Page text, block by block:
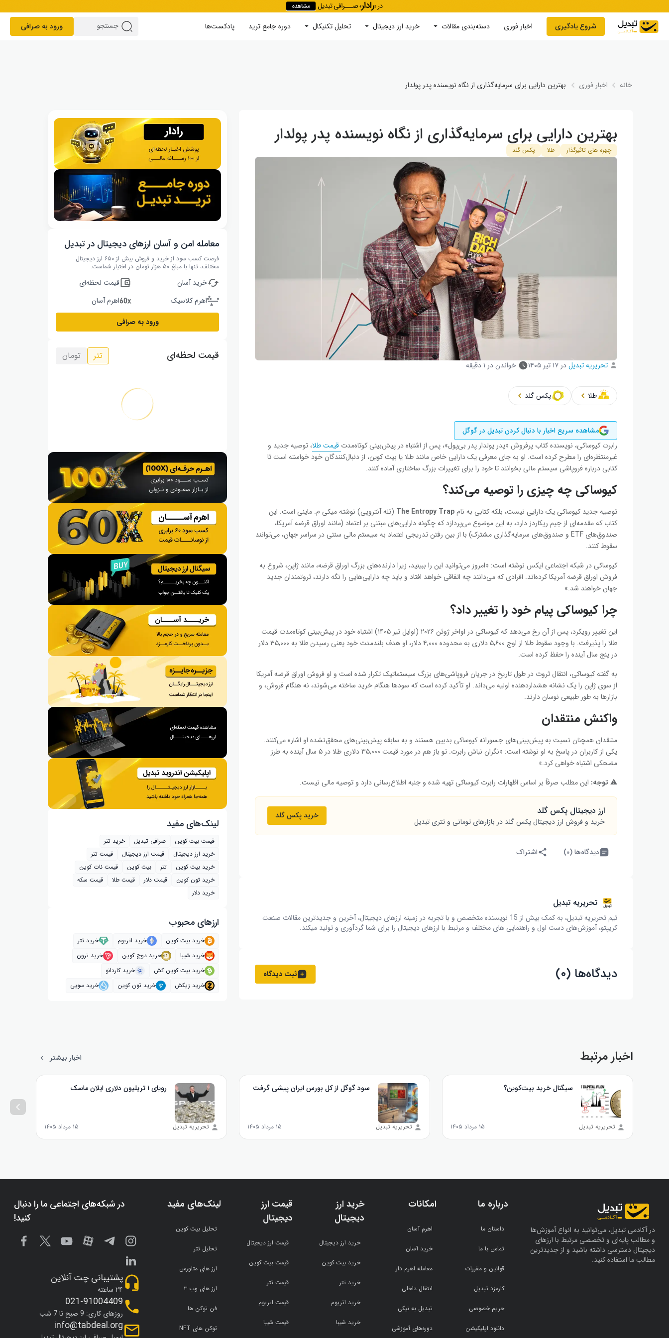
شروع یادگیری اخبار فوری دسته‌بندی مقالات خرید ارز دیجیتال تحلیل تکنیکال دوره‌ جامع ترید پادکست‌ها جستجو ورود به صرافی
خانه اخبار فوری بهترین دارایی برای سرمایه‌گذاری از نگاه نویسنده پدر پولدار
بهترین دارایی برای سرمایه‌گذاری از نگاه نویسنده پدر پولدار
چهره های تاثیرگذار طلا پکس گلد
تحریریه تبدیلدر ۱۷ تیر ۱۴۰۵ خواندن در ۱ دقیقه
طلا پکس گلد
مشاهده سریع اخبار با دنبال کردن تبدیل در گوگل
رابرت کیوساکی، نویسنده کتاب پرفروش «پدر پولدار پدر بی‌پول»، پس از اشتباه در پیش‌بینی کوتاه‌مدت قیمت طلا، توصیه جدید و
غیرمنتظره‌ای را مطرح کرده است. او به جای معرفی یک دارایی خاص مانند طلا یا بیت‌ کوین، از دنبال‌کنندگان خود خواسته است تا
کتابی درباره فروپاشی سیستم مالی بخوانند تا خود را برای تغییرات بزرگ ساختاری آماده کنند.
کیوساکی چه چیزی را توصیه می‌کند؟
توصیه جدید کیوساکی یک دارایی نیست، بلکه کتابی به نامThe Entropy Trap (تله آنتروپی) نوشته میکی م. ماینی است. این
کتاب که مقدمه‌ای از جیم ریکاردز دارد، به این موضوع می‌پردازد که چگونه دارایی‌های مبتنی بر اعتماد (مانند اوراق قرضه آمریکا،
صندوق‌های ETF و صندوق‌های سرمایه‌گذاری مشترک) با از بین رفتن تدریجی اعتماد به سیستم مالی سنتی در سراسر جهان، می‌توانند
سقوط کنند.
کیوساکی در شبکه اجتماعی ایکس نوشته است: «امروز می‌توانید این را ببینید، زیرا دارنده‌های بزرگ اوراق قرضه، مانند ژاپن، شروع به
فروش اوراق قرضه آمریکا کرده‌اند. افرادی که می‌دانند چه اتفاقی خواهد افتاد و باید چه دارایی‌هایی را نگه دارند، ثروتمندان جدید
جهان خواهند شد.»
چرا کیوساکی پیام خود را تغییر داد؟
این تغییر رویکرد، پس از آن رخ می‌دهد که کیوساکی در اواخر ژوئن ۲۰۲۶ (اوایل تیر ۱۴۰۵) اشتباه خود در پیش‌بینی کوتاه‌مدت قیمت
طلا را پذیرفت. با وجود سقوط طلا از اوج ۵,۶۰۰ دلاری به محدوده ۴,۰۰۰ دلار، او هدف بلندمدت خود یعنی رسیدن طلا به ۳۵,۰۰۰ دلار
در پنج سال آینده را حفظ کرده است.
به گفته کیوساکی، انتقال ثروت در طول تاریخ در جریان فروپاشی‌های بزرگ سیستماتیک تکرار شده است و او فروش اوراق قرضه آمریکا
از سوی ژاپن را یک نشانه هشداردهنده اولیه می‌داند. او تأکید کرده است که سودها هنگام خرید ساخته می‌شوند، نه هنگام فروش، و
بازارها به طور طبیعی نوسان دارند.
واکنش منتقدان
منتقدان همچنان نسبت به پیش‌بینی‌های جسورانه کیوساکی بدبین هستند و به سابقه پیش‌بینی‌های محقق‌نشده او اشاره می‌کنند.
یکی از کاربران در پاسخ به او نوشته است: «نگران نباش رابرت. تو باز هم در مورد قیمت ۳۵,۰۰۰ دلاری طلا در ۵ سال آینده به طرز
مضحکی اشتباه خواهی کرد.»
⚠️ توجه: این مطلب صرفاً بر اساس اظهارات رابرت کیوساکی تهیه شده و جنبه اطلاع‌رسانی دارد و توصیه مالی نیست.
ارز دیجیتال پکس گلد
خرید و فروش ارز دیجیتال پکس گلد در بازارهای تومانی و تتری تبدیل
خرید پکس گلد
دیدگاه‌ها (۰) اشتراک
تحریریه تبدیل
تیم تحریریه تبدیل، به کمک بیش از 15 نویسنده متخصص و با تجربه در زمینه ارزهای دیجیتال، آخرین و جدیدترین مقالات صنعت
کریپتو، آموزش‌های دست اول و راهنمایی های مختلف و مرتبط با ارزهای دیجیتال را برای شما گردآوری و تولید میکند.
دیدگاه‌ها (۰) ثبت دیدگاه
معامله امن و آسان ارزهای دیجیتال در تبدیل
فرصت کسب سود از خرید و فروش بیش از ۶۵۰ ارز دیجیتال
مختلف، تنها با مبلغ ۵۰ هزار تومان در اختیار شماست.
خرید آسان
قیمت لحظه‌ای
اهرم کلاسیک
اهرم آسان
ورود به صرافی
قیمت لحظه‌ای تتر تومان
لینک‌های مفید
قیمت بیت کوین صرافی تبدیل
خرید تتر
خرید ارز دیجیتال
قیمت ارز دیجیتال
قیمت تتر
خرید بیت‌ کوین
تتر بیت کوین
قیمت نات کوین
خرید تون کوین
قیمت دلار قیمت طلا
قیمت سکه
خرید دلار
ارز‌های محبوب
خرید بیت کوین خرید اتریوم
خرید تتر
خرید شیبا
خرید دوج کوین
خرید ترون
خرید بیت کوین کش
خرید کاردانو
خرید زیکش
خرید تون کوین خرید سویی
اخبار مرتبط اخبار بیشتر
سیگنال خرید بیت‌کوین؟
تحریریه تبدیل ۱۵ مرداد ۱۴۰۵
سود گوگل از کل بورس ایران پیشی گرفت
تحریریه تبدیل ۱۵ مرداد ۱۴۰۵
رویای ۱ تریلیون دلاری ایلان ماسک
تحریریه تبدیل ۱۵ مرداد ۱۴۰۵
در آکادمی تبدیل، می‌توانید به انواع آموزش‌ها
و مطالب پایه‌ای و تخصصی مرتبط با ارزهای
دیجیتال دسترسی داشته باشید و از جدیدترین
مطالب ما استفاده کنید.
درباره ما
داستان ما
تماس با ما
قوانین و مقررات
کارمزد تبدیل
حریم خصوصی
دانلود اپلیکیشن
امکانات
اهرم آسان
خرید آسان
معامله اهرم دار
انتقال داخلی
تبدیل به نیکی
دوره‌های آموزشی
خرید ارز
دیجیتال
خرید ارز دیجیتال
خرید بیت کوین
خرید تتر
خرید اتریوم
خرید شیبا
قیمت ارز
دیجیتال
قیمت ارز دیجیتال
قیمت بیت کوین
قیمت تتر
قیمت اتریوم
قیمت شیبا
لینک‌های مفید
تحلیل بیت کوین
تحلیل تتر
ارز های متاورس
ارز های وب ۳
فن توکن ها
توکن های NFT
در شبکه‌های اجتماعی ما را دنبال
کنید!
پشتیبانی چت آنلاین
۲۴ ساعته
021-91004409
روزهای کاری: 9 صبح تا 7 شب
info@tabdeal.org